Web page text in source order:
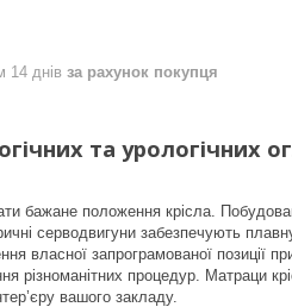
14 днів за рахунок покупця
та урологічних
бажане положення крісла.
серводвигуни забезпечують
власної запрограмованої позиції
процедур. Матраци
вашого закладу.